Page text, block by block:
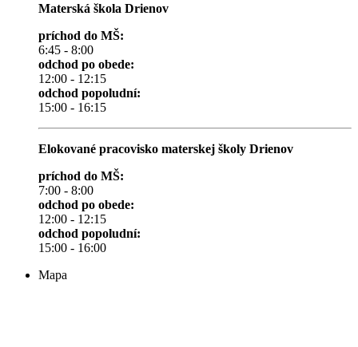
Materská škola Drienov
príchod do MŠ:
6:45 - 8:00
odchod po obede:
12:00 - 12:15
odchod popoludní:
15:00 - 16:15
Elokované pracovisko materskej školy Drienov
príchod do MŠ:
7:00 - 8:00
odchod po obede:
12:00 - 12:15
odchod popoludní:
15:00 - 16:00
Mapa